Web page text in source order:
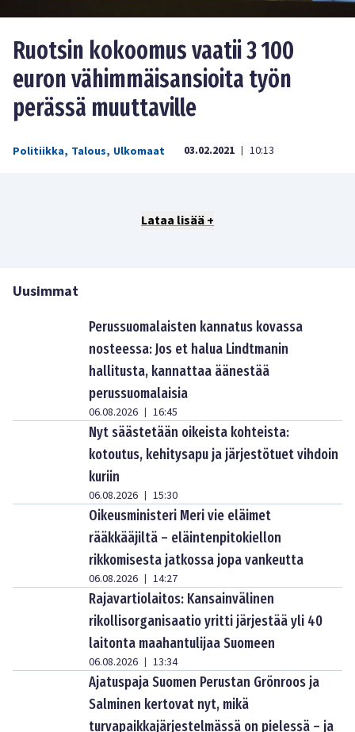
Ruotsin kokoomus vaatii 3 100
euron vähimmäisansioita työn
perässä muuttaville
Politiikka, Talous, Ulkomaat 03.02.2021 | 10:13
Lataa lisää +
Uusimmat
Perussuomalaisten kannatus kovassa
nosteessa: Jos et halua Lindtmanin
hallitusta, kannattaa äänestää
perussuomalaisia
06.08.2026 | 16:45
Nyt säästetään oikeista kohteista:
kotoutus, kehitysapu ja järjestötuet vihdoin
kuriin
06.08.2026 | 15:30
Oikeusministeri Meri vie eläimet
rääkkääjiltä – eläintenpitokiellon
rikkomisesta jatkossa jopa vankeutta
06.08.2026 | 14:27
Rajavartiolaitos: Kansainvälinen
rikollisorganisaatio yritti järjestää yli 40
laitonta maahantulijaa Suomeen
06.08.2026 | 13:34
Ajatuspaja Suomen Perustan Grönroos ja
Salminen kertovat nyt, mikä
turvapaikkajärjestelmässä on pielessä – ja